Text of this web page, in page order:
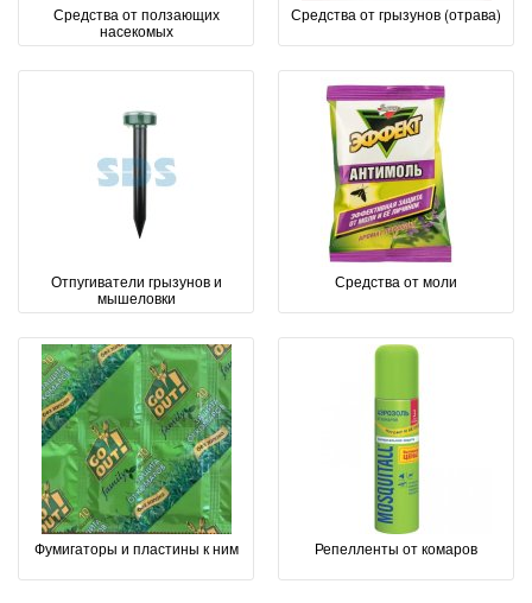
Средства от ползающих
насекомых
Средства от грызунов (отрава)
Отпугиватели грызунов и
мышеловки
Средства от моли
Фумигаторы и пластины к ним Репелленты от комаров